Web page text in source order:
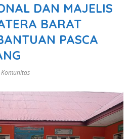
DAN MAJELIS
BARAT
PASCA
Komunitas